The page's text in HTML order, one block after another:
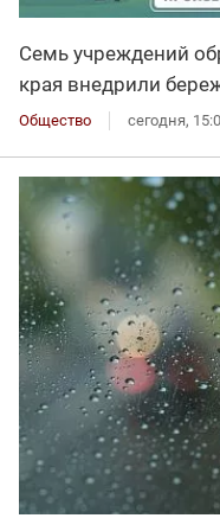
Семь учреждений
края внедрили
Общество сегодня,